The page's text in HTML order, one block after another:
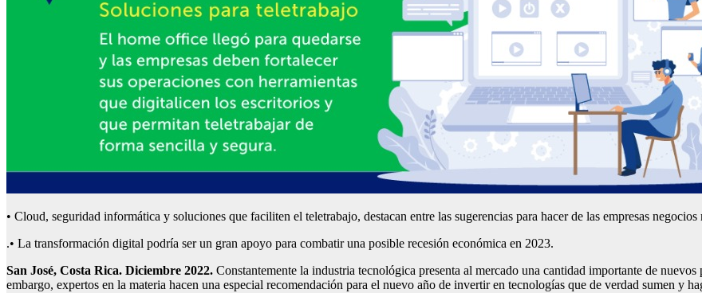
• Cloud, seguridad informática y soluciones que faciliten el teletrabajo, destacan entre las sugerencias para hacer de las empresas
.• La transformación digital podría ser un gran apoyo para combatir una posible recesión económica en 2023.
San José, Costa Rica. Diciembre 2022. Constantemente la industria tecnológica presenta al mercado una cantidad importante de
embargo, expertos en la materia hacen una especial recomendación para el nuevo año de invertir en tecnologías que de verdad sumen y